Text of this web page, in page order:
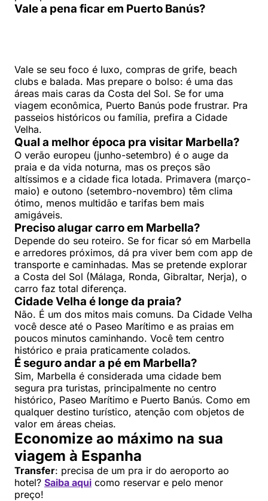
Vale a pena ficar em Puerto Banús?
Vale se seu foco é luxo, compras de grife, beach
clubs e balada. Mas prepare o bolso: é uma das
áreas mais caras da Costa del Sol. Se for uma
viagem econômica, Puerto Banús pode frustrar. Pra
passeios históricos ou família, prefira a Cidade
Velha.
Qual a melhor época pra visitar Marbella?
O verão europeu (junho-setembro) é o auge da
praia e da vida noturna, mas os preços são
altíssimos e a cidade fica lotada. Primavera (março-
maio) e outono (setembro-novembro) têm clima
ótimo, menos multidão e tarifas bem mais
amigáveis.
Preciso alugar carro em Marbella?
Depende do seu roteiro. Se for ficar só em Marbella
e arredores próximos, dá pra viver bem com app de
transporte e caminhadas. Mas se pretende explorar
a Costa del Sol (Málaga, Ronda, Gibraltar, Nerja), o
carro faz total diferença.
Cidade Velha é longe da praia?
Não. É um dos mitos mais comuns. Da Cidade Velha
você desce até o Paseo Marítimo e as praias em
poucos minutos caminhando. Você tem centro
histórico e praia praticamente colados.
É seguro andar a pé em Marbella?
Sim, Marbella é considerada uma cidade bem
segura pra turistas, principalmente no centro
histórico, Paseo Marítimo e Puerto Banús. Como em
qualquer destino turístico, atenção com objetos de
valor em áreas cheias.
Economize ao máximo na sua
viagem à Espanha
Transfer: precisa de um pra ir do aeroporto ao
hotel? Saiba aqui como reservar e pelo menor
preço!